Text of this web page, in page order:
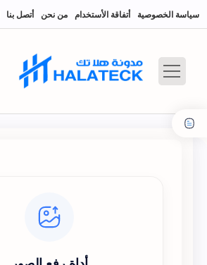
سياسة الخصوصية أتفاقة الأستخدام من نحن أتصل بنا